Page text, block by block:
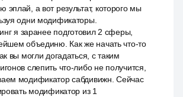
а вот результат, которого мы
одни модификаторы.
я заранее подготовил 2 сферы,
объединю. Как же начать что-то
вы могли догадаться, с таким
слепить что-либо не получится,
модификатор сабдивижн. Сейчас
модификатор из 1